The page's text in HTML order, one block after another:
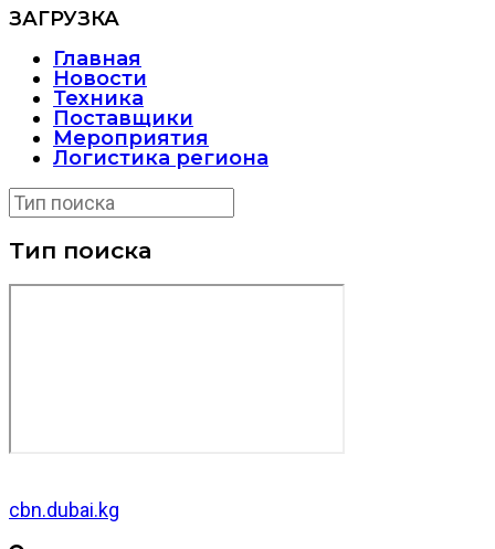
ЗАГРУЗКА
Главная
Новости
Техника
Поставщики
Мероприятия
Логистика региона
Тип поиска
cbn.dubai.kg